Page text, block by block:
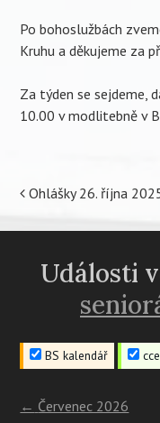
Po bohoslužbách
Kruhu a děkujeme za
Za týden se sejdeme,
10.00 v modlitebně v
Post
navigation
Ohlášky 26. října
Události
BS kalendář
← Červenec 2026